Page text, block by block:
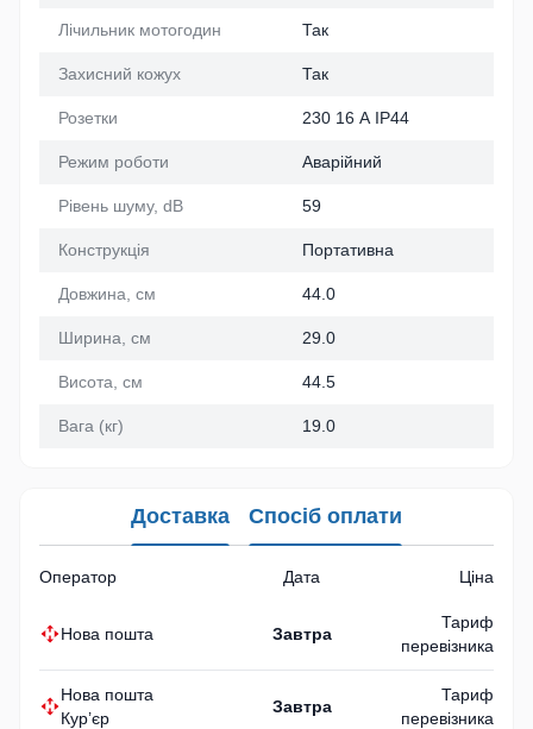
Лічильник мотогодин Так
Захисний кожух Так
Розетки 230 16 А IP44
Режим роботи Аварійний
Рівень шуму, dB 59
Конструкція Портативна
Довжина, см 44.0
Ширина, см 29.0
Висота, см 44.5
Вага (кг) 19.0
Доставка Спосіб оплати
Оператор Дата Ціна
Нова пошта Завтра
Тариф
перевізника
Нова пошта
Кур’єр
Завтра
Тариф
перевізника